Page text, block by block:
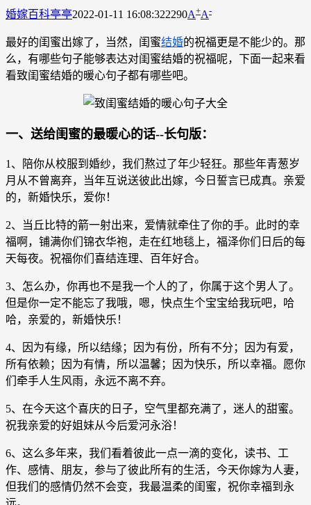
婚嫁百科亭亭2022-01-11 16:08:322290A+A-
最好的闺蜜出嫁了，当然，闺蜜结婚的祝福更是不能少的。那
么，有哪些句子能够表达对闺蜜结婚的祝福呢，下面一起来看
看致闺蜜结婚的暖心句子都有哪些吧。
一、送给闺蜜的最暖心的话--长句版：
1、陪你从校服到婚纱，我们熬过了年少轻狂。那些年青葱岁
月从不曾离弃，当年互说送彼此出嫁，今日誓言已成真。亲爱
的，新婚快乐，爱你！
2、当丘比特的箭一射出来，爱情就牵住了你的手。此时的幸
福啊，铺满你们锦衣华袍，走在红地毯上，福泽你们日后的每
天每夜。祝福你们喜结连理、百年好合。
3、怎么办，你再也不是我一个人的了，你属于这个男人了。
但是你一定不能忘了我哦，嗯，快点生个宝宝给我玩吧，哈
哈，亲爱的，新婚快乐！
4、因为有缘，所以结缘；因为有份，所有不分；因为有爱，
所有依赖；因为有情，所以温馨；因为快乐，所以幸福。愿你
们牵手人生风雨，永远不离不弃。
5、在今天这个喜庆的日子，空气里都充满了，迷人的甜蜜。
祝我亲爱的好姐妹从今后爱河永浴！
6、这么多年来，我们看着彼此一点一滴的变化，读书、工
作、感情、朋友，参与了彼此所有的生活，今天你嫁为人妻，
但我们的感情仍然不会变，我最温柔的闺蜜，祝你幸福到永